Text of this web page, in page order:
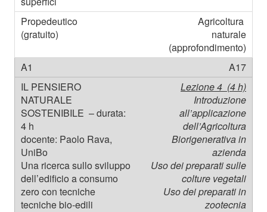
Agricoltura
naturale
(approfondimento)
A17
Lezione 4 (4 h)
Introduzione
all’applicazione
dell’Agricoltura
Biorigenerativa in
azienda
Uso dei preparati sulle
colture vegetali
Uso dei preparati in
zootecnia